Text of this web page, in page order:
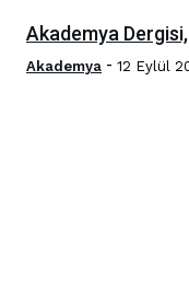
Akademya Dergisi,
Akademya - 12 Eylül